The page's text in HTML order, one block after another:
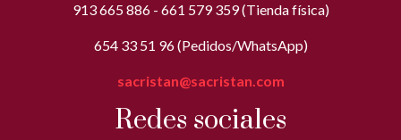
913 665 886 - 661 579 359 (Tienda física)
654 33 51 96 (Pedidos/WhatsApp)
sacristan@sacristan.com
Redes sociales